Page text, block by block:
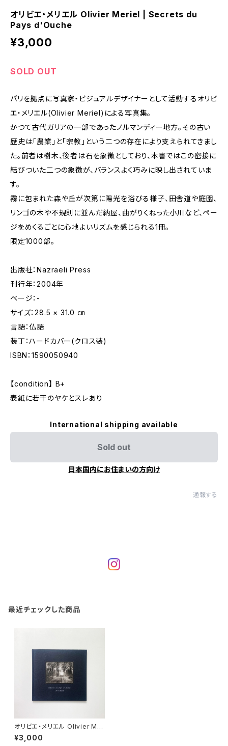
オリビエ・メリエル Olivier Meriel | Secrets du
Pays d'Ouche
¥3,000
SOLD OUT
パリを拠点に写真家・ビジュアルデザイナーとして活動するオリビ
エ・メリエル(Olivier Meriel)による写真集。
かつて古代ガリアの一部であったノルマンディー地方。その古い
歴史は「農業」と「宗教」という二つの存在により支えられてきまし
た。前者は樹木、後者は石を象徴としており、本書ではこの密接に
結びついた二つの象徴が、バランスよく巧みに映し出されていま
す。
霧に包まれた森や丘が次第に陽光を浴びる様子、田舎道や庭園、
リンゴの木や不規則に並んだ納屋、曲がりくねった小川など、ペー
ジをめくるごとに心地よいリズムを感じられる1冊。
限定1000部。
出版社：Nazraeli Press
刊行年：2004年
ページ：-
サイズ：28.5 × 31.0 ㎝
言語：仏語
装丁：ハードカバー(クロス装)
ISBN：1590050940
【condition】 B+
表紙に若干のヤケとスレあり
International shipping available
Sold out
日本国内にお住まいの方向け
通報する
最近チェックした商品
オリビエ・メリエル Olivier Mer
iel | Secrets du Pays d'Ou
che
¥3,000